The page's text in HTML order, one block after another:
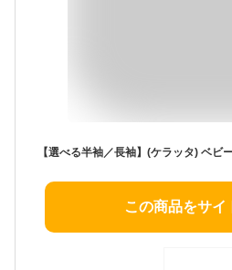
この商品をサイ